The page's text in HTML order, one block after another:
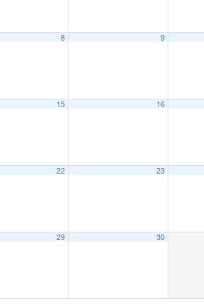
8 9
15 16
22 23
29 30